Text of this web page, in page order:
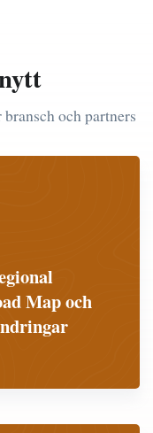
och partners
Map och